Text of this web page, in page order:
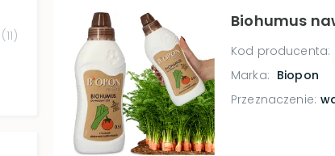
(11)
Biohumus
Kod producenta:
Marka: Biopon
Przeznaczenie: